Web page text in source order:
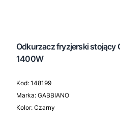
Odkurzacz fryzjerski stojący
1400W
Kod: 148199
Marka: GABBIANO
Kolor: Czarny